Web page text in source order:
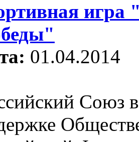
игра
01.04.2014
Союз